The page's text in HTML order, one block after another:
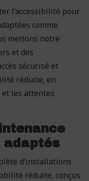
l’accessibilité pour
comme
mettons notre
et des
sécurisé et
réduite, en
les attentes
adaptés
d’installations
réduite, conçus